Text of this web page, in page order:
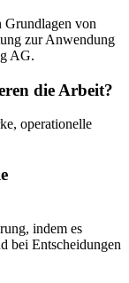
Grundlagen von
zur Anwendung
AG.
die Arbeit?
operationelle
indem es
bei Entscheidungen